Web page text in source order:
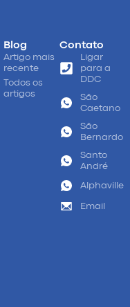
Blog
Artigo mais
recente
Todos os
artigos
Contato
Ligar
para a
DDC
São
Caetano
São
Bernardo
Santo
André
Alphaville
Email